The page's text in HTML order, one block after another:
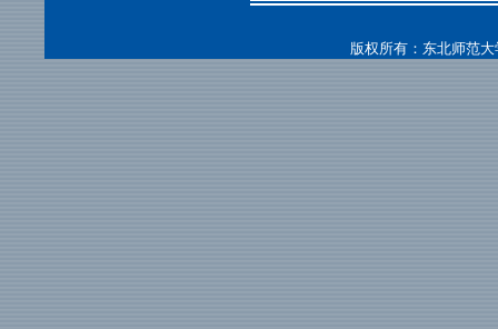
版权所有：东北师范